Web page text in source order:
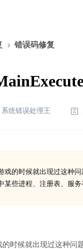
错误码修复
系统错误处理王
戏的时候就出现过这种
某些进程、注册表、服
时候就出现过这种